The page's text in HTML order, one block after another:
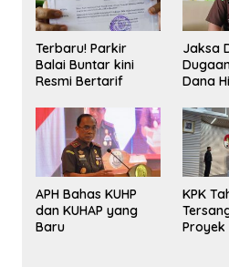
Terbaru! Parkir
Balai Buntar kini
Resmi Bertarif
Jaksa
Dana
Kaur
APH Bahas KUHP
dan KUHAP yang
Baru
KPK
Proyek